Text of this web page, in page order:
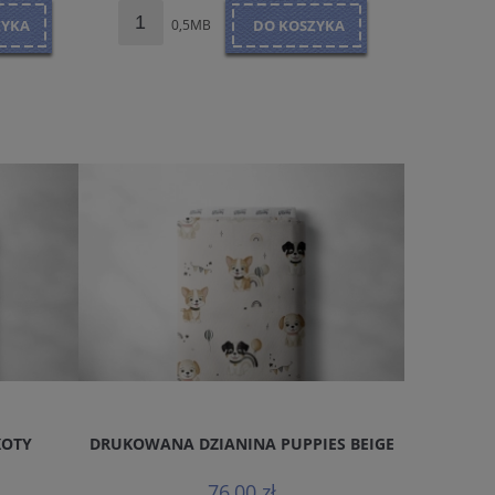
0,5MB DO KOSZYKA
DRUKOWANA DZIANINA PUPPIES BEIGE